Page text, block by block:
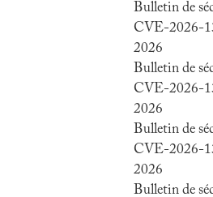
Bulletin de
CVE-2026-
2026
Bulletin de
CVE-2026-
2026
Bulletin de
CVE-2026-
2026
Bulletin de